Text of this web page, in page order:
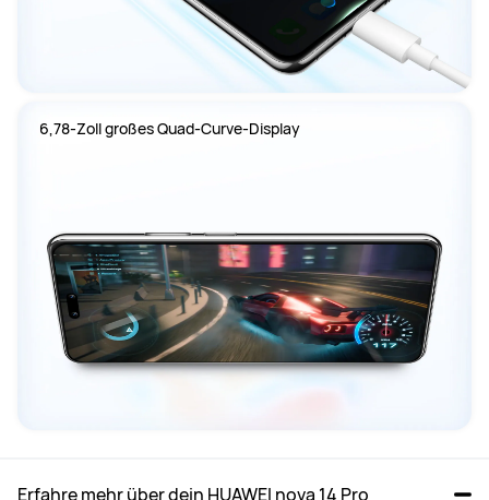
6,78-Zoll großes Quad-Curve-Display